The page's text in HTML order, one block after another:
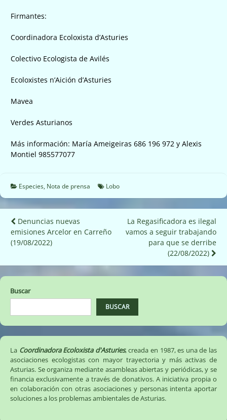
Firmantes:
Coordinadora Ecoloxista d’Asturies
Colectivo Ecologista de Avilés
Ecoloxistes n’Aición d’Asturies
Mavea
Verdes Asturianos
Más información: María Ameigeiras 686 196 972 y Alexis
Montiel 985577077
Especies, Nota de prensa Lobo
Navegación
de
Denuncias nuevas
emisiones Arcelor en Carreño
(19/08/2022)
La Regasificadora es ilegal
vamos a seguir trabajando
para que se derribe
(22/08/2022)
Buscar
BUSCAR
La Coordinadora Ecoloxista d'Asturies, creada en 1987, es una de las
asociaciones ecologistas con mayor trayectoria y más activas de
Asturias. Se organiza mediante asambleas abiertas y periódicas, y se
financia exclusivamente a través de donativos. A iniciativa propia o
en colaboración con otras asociaciones y personas intenta aportar
soluciones a los problemas ambientales de Asturias.